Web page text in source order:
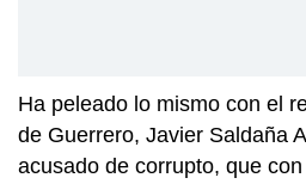
Ha peleado lo mismo con el
de Guerrero, Javier Saldaña
acusado de corrupto, que